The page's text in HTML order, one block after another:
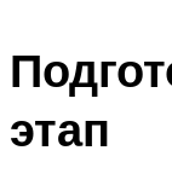
этап